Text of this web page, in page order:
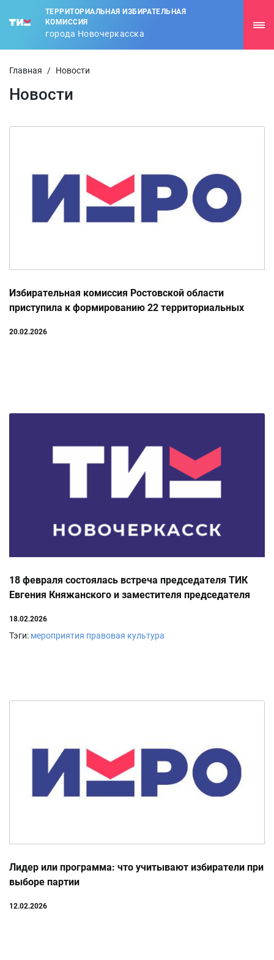
ТЕРРИТОРИАЛЬНАЯ ИЗБИРАТЕЛЬНАЯ
КОМИССИЯ
города Новочеркасска
Главная / Новости
Новости
Избирательная комиссия Ростовской области
приступила к формированию 22 территориальных
20.02.2026
18 февраля состоялась встреча председателя ТИК
Евгения Княжанского и заместителя председателя
Запорожченко
18.02.2026
Тэги: мероприятия правовая культура
Лидер или программа: что учитывают избиратели при
выборе партии
12.02.2026